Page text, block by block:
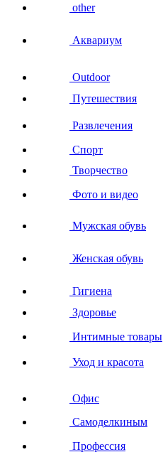
other
Аквариум
Outdoor
Путешествия
Развлечения
Спорт
Творчество
Фото и видео
Мужская обувь
Женская обувь
Гигиена
Здоровье
Интимные товары
Уход и красота
Офис
Самоделкиным
Профессия